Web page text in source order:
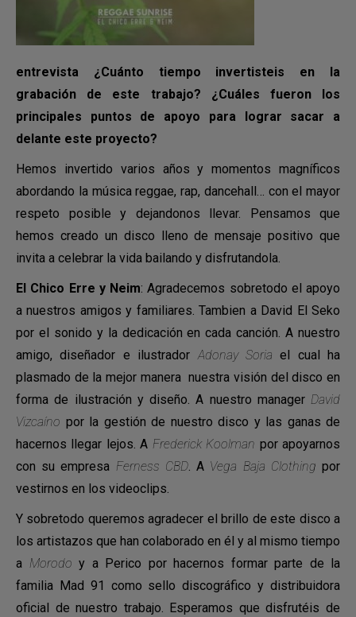
entrevista ¿Cuánto tiempo invertisteis en la
grabación de este trabajo? ¿Cuáles fueron los
principales puntos de apoyo para lograr sacar a
delante este proyecto?
Hemos invertido varios años y momentos magníficos
abordando la música reggae, rap, dancehall… con el mayor
respeto posible y dejandonos llevar. Pensamos que
hemos creado un disco lleno de mensaje positivo que
invita a celebrar la vida bailando y disfrutandola.
El Chico Erre y Neim: Agradecemos sobretodo el apoyo
a nuestros amigos y familiares. Tambien a David El Seko
por el sonido y la dedicación en cada canción. A nuestro
amigo, diseñador e ilustradorAdonay Soria el cual ha
plasmado de la mejor manera nuestra visión del disco en
forma de ilustración y diseño. A nuestro manager David
Vizcaíno por la gestión de nuestro disco y las ganas de
hacernos llegar lejos. A Frederick Koolman por apoyarnos
con su empresa Ferness CBD. A Vega Baja Clothing por
vestirnos en los videoclips.
Y sobretodo queremos agradecer el brillo de este disco a
los artistazos que han colaborado en él y al mismo tiempo
a Morodo y a Perico por hacernos formar parte de la
familia Mad 91 como sello discográfico y distribuidora
oficial de nuestro trabajo. Esperamos que disfrutéis de